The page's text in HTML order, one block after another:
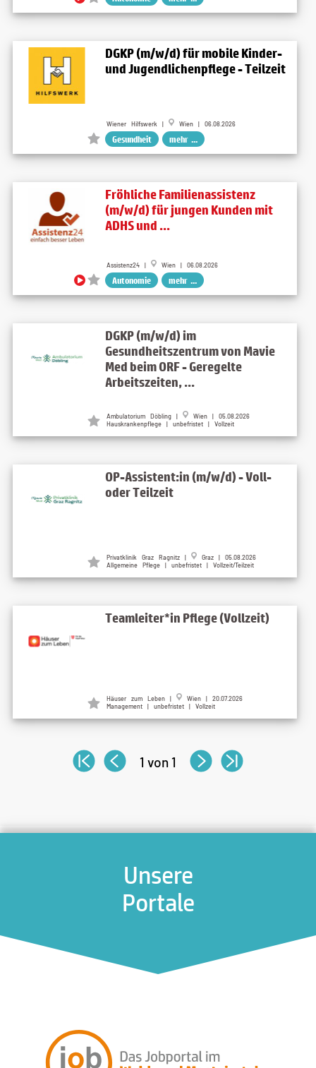
DGKP (m/w/d) für mobile Kinder-
und Jugendlichenpflege - Teilzeit
Wiener Hilfswerk | Wien | 06.08.2026
Gesundheit mehr ...
Fröhliche Familienassistenz
(m/w/d) für jungen Kunden mit
ADHS und ...
Assistenz24 | Wien | 06.08.2026
Autonomie mehr ...
DGKP (m/w/d) im
Gesundheitszentrum von Mavie
Med beim ORF - Geregelte
Arbeitszeiten, ...
Ambulatorium Döbling |
Wien | 05.08.2026
Hauskrankenpflege | unbefristet | Vollzeit
OP-Assistent:in (m/w/d) - Voll-
oder Teilzeit
Privatklinik Graz Ragnitz |
Graz | 05.08.2026
Allgemeine Pflege | unbefristet | Vollzeit/Teilzeit
Teamleiter*in Pflege (Vollzeit)
Häuser zum Leben |
Wien | 20.07.2026
Management | unbefristet | Vollzeit
1 von 1
Unsere
Portale